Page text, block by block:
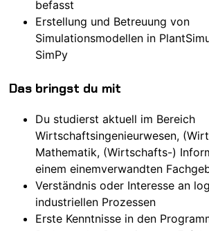
befasst
Erstellung und Betreuung von
Simulationsmodellen in
SimPy
Das bringst du mit
Du studierst aktuell im Bereich
Wirtschaftsingenieurwesen,
Mathematik, (Wirtschafts-)
einem einemverwandten
Verständnis oder Interesse an
industriellen Prozessen
Erste Kenntnisse in den